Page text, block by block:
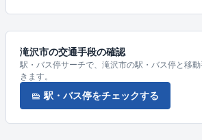
滝沢市の交通手段の確認
駅・バス停サーチで、滝沢市の駅・バス停と移
きます。
駅・バス停をチェックする